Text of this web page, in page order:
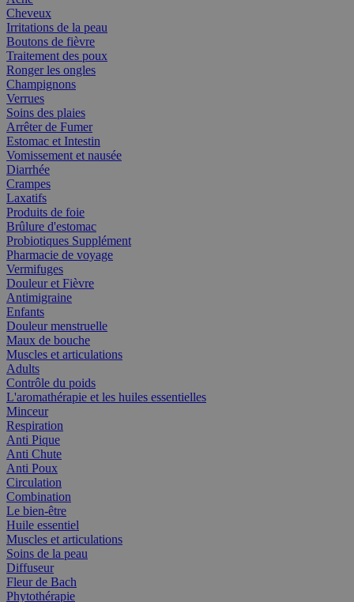
Cheveux
Irritations de la peau
Boutons de fièvre
Traitement des poux
Ronger les ongles
Champignons
Verrues
Soins des plaies
Arrêter de Fumer
Estomac et Intestin
Vomissement et nausée
Diarrhée
Crampes
Laxatifs
Produits de foie
Brûlure d'estomac
Probiotiques Supplément
Pharmacie de voyage
Vermifuges
Douleur et Fièvre
Antimigraine
Enfants
Douleur menstruelle
Maux de bouche
Muscles et articulations
Adults
Contrôle du poids
L'aromathérapie et les huiles essentielles
Minceur
Respiration
Anti Pique
Anti Chute
Anti Poux
Circulation
Combination
Le bien-être
Huile essentiel
Muscles et articulations
Soins de la peau
Diffuseur
Fleur de Bach
Phytothérapie